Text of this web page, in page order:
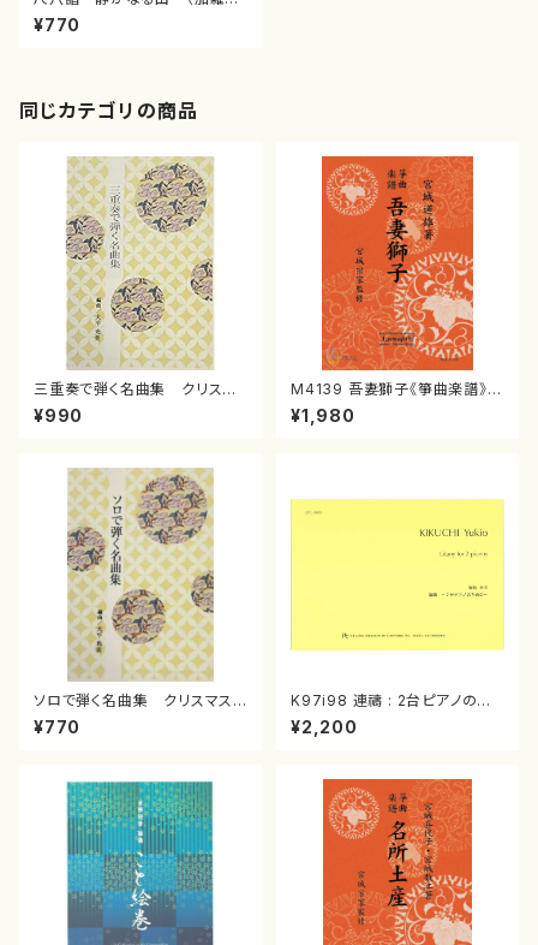
呂庵一泉/楽譜）
¥770
同じカテゴリの商品
三重奏で弾く名曲集 クリスマ
スメドレー( 箏2/大平光美 編
曲/楽譜）
¥990
M4139 吾妻獅子《箏曲楽譜》
（箏/宮城道雄著・宮城宗家監修/
箏曲古典楽譜）
¥1,980
ソロで弾く名曲集 クリスマス・
イブ／恋人がサンタクロース(
箏独奏 /大平光美 編曲/楽
¥770
K97i98 連禱 : 2台ピアノのた
めの（2 Pianos / 菊池 幸夫 /
楽譜）
¥2,200